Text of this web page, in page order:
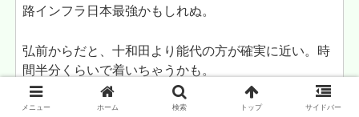
路インフラ日本最強かもしれぬ。
弘前からだと、十和田より能代の方が確実に近い。時
間半分くらいで着いちゃうかも。
メニュー ホーム 検索 トップ サイドバー